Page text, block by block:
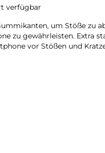
verfügbar
um Stöße zu
zu gewährleisten. Extra
vor Stößen und